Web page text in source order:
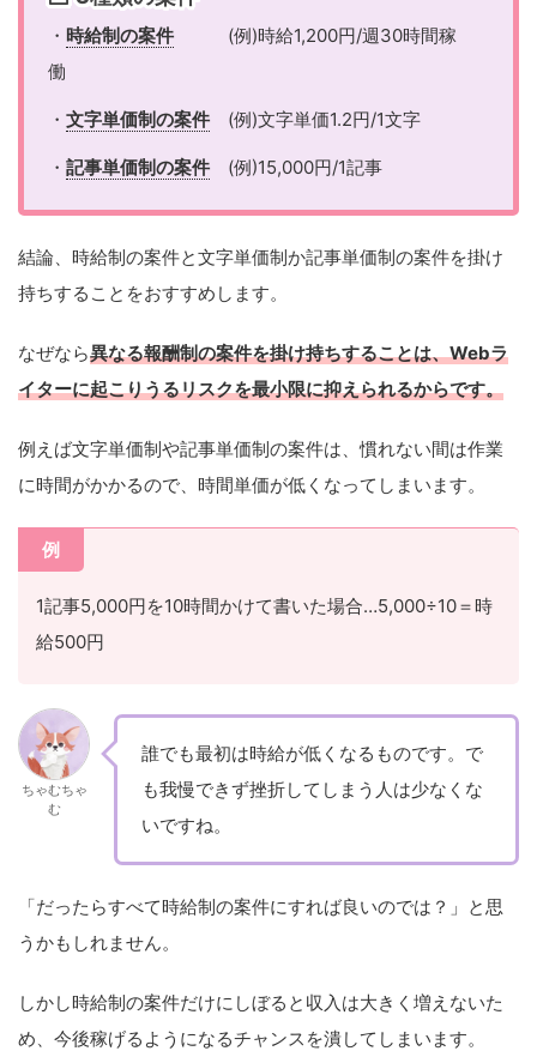
・ 時給制の案件 (例)時給1,200円/週30時間稼
働
・ 文字単価制の案件 (例)文字単価1.2円/1文字
・ 記事単価制の案件 (例)15,000円/1記事
結論、時給制の案件と文字単価制か記事単価制の案件を掛け
持ちすることをおすすめします。
なぜなら異なる報酬制の案件を掛け持ちすることは、Webラ
イターに起こりうるリスクを最小限に抑えられるからです。
例えば文字単価制や記事単価制の案件は、慣れない間は作業
に時間がかかるので、時間単価が低くなってしまいます。
例
1記事5,000円を10時間かけて書いた場合…5,000÷10＝時
給500円
ちゃむちゃ
む
誰でも最初は時給が低くなるものです。で
も我慢できず挫折してしまう人は少なくな
いですね。
「だったらすべて時給制の案件にすれば良いのでは？」と思
うかもしれません。
しかし時給制の案件だけにしぼると収入は大きく増えないた
め、今後稼げるようになるチャンスを潰してしまいます。